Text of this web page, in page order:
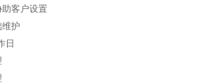
客户设置
护
日